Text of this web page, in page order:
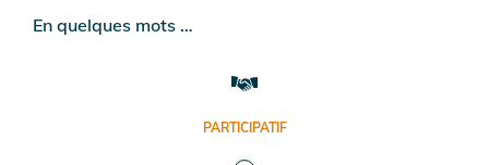
En quelques mots …
PARTICIPATIF